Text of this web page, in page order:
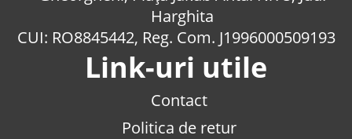
Harghita
CUI: RO8845442, Reg. Com. J1996000509193
Link-uri utile
Contact
Politica de retur